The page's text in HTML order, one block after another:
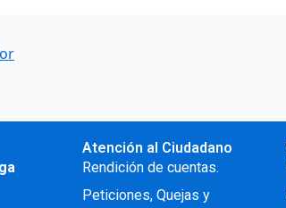
Atención al Ciudadano
Rendición de cuentas.
Peticiones, Quejas y